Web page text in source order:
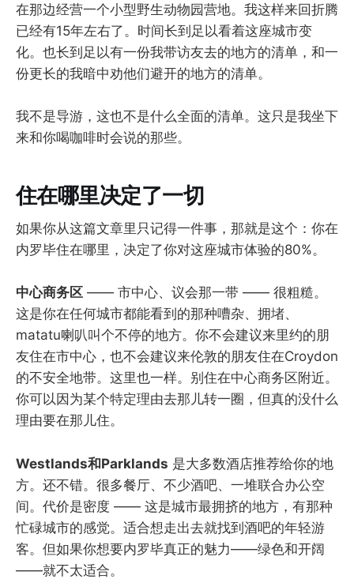
在那边经营一个小型野生动物园营地。我这样来回折腾
已经有15年左右了。时间长到足以看着这座城市变
化。也长到足以有一份我带访友去的地方的清单，和一
份更长的我暗中劝他们避开的地方的清单。
我不是导游，这也不是什么全面的清单。这只是我坐下
来和你喝咖啡时会说的那些。
住在哪里决定了一切
如果你从这篇文章里只记得一件事，那就是这个：你在
内罗毕住在哪里，决定了你对这座城市体验的80%。
中心商务区 —— 市中心、议会那一带 —— 很粗糙。
这是你在任何城市都能看到的那种嘈杂、拥堵、
matatu喇叭叫个不停的地方。你不会建议来里约的朋
友住在市中心，也不会建议来伦敦的朋友住在Croydon
的不安全地带。这里也一样。别住在中心商务区附近。
你可以因为某个特定理由去那儿转一圈，但真的没什么
理由要在那儿住。
Westlands和Parklands 是大多数酒店推荐给你的地
方。还不错。很多餐厅、不少酒吧、一堆联合办公空
间。代价是密度 —— 这是城市最拥挤的地方，有那种
忙碌城市的感觉。适合想走出去就找到酒吧的年轻游
客。但如果你想要内罗毕真正的魅力——绿色和开阔
——就不太适合。